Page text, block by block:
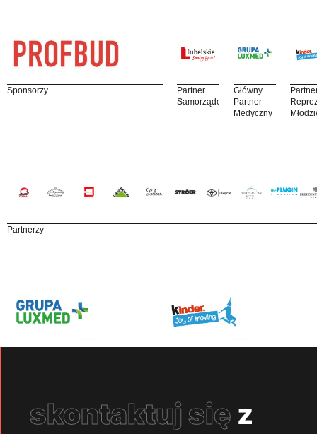
Sponsorzy
Partner
Samorządowy
Główny
Partner
Medyczny
Partnerzy
skontaktuj się z